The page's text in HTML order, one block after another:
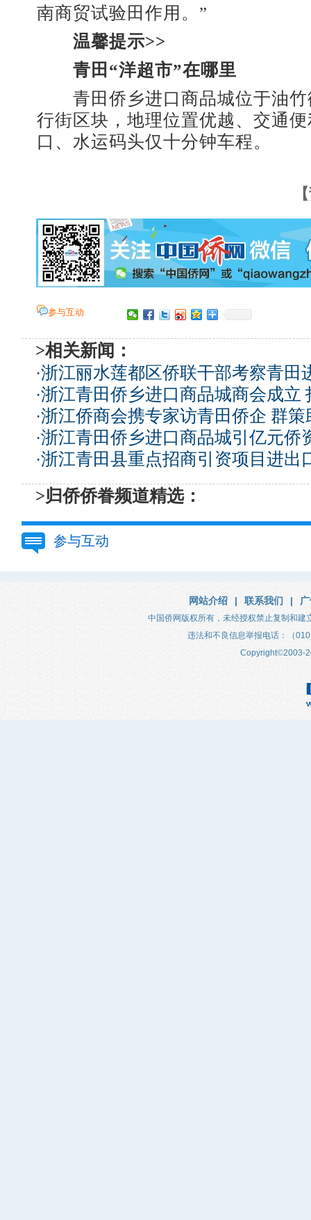
南商贸试验田作用。”
温馨提示>>
青田“洋超市”在哪里
青田侨乡进口商品城位于油竹
行街区块，地理位置优越、交通
口、水运码头仅十分钟车程。
参与互动
>相关新闻：
·浙江丽水莲都区侨联干部考察青田
·浙江青田侨乡进口商品城商会成立
·浙江侨商会携专家访青田侨企 群
·浙江青田侨乡进口商品城引亿元侨
·浙江青田县重点招商引资项目进出
>归侨侨眷频道精选：
参与互动
网站介绍 | 联系我们 |
中国侨网版权所有，未经授权禁止复制和建
违法和不良信息举报电话：（
Copyright©2003-